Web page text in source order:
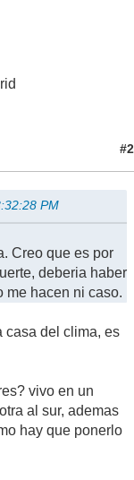
#2
PM
Creo que es por
deberia haber
me hacen ni caso.
casa del clima, es
vivo en un
al sur, ademas
hay que ponerlo